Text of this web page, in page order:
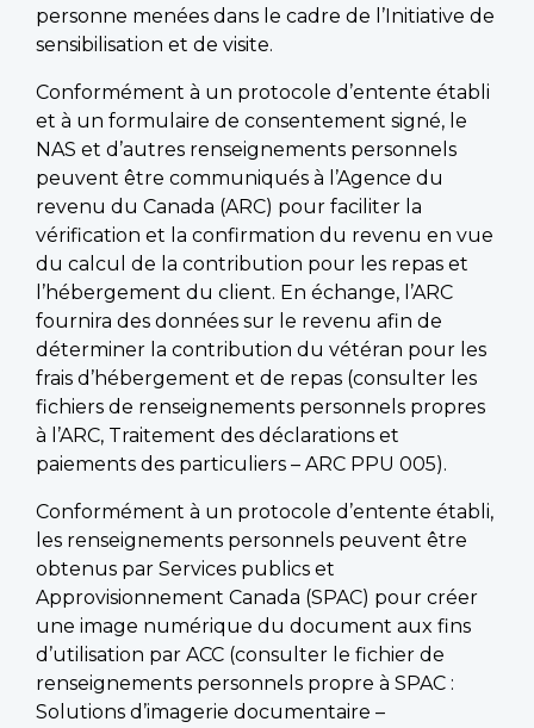
personne menées dans le cadre de l’Initiative de
sensibilisation et de visite.
Conformément à un protocole d’entente établi
et à un formulaire de consentement signé, le
NAS et d’autres renseignements personnels
peuvent être communiqués à l’Agence du
revenu du Canada (ARC) pour faciliter la
vérification et la confirmation du revenu en vue
du calcul de la contribution pour les repas et
l’hébergement du client. En échange, l’ARC
fournira des données sur le revenu afin de
déterminer la contribution du vétéran pour les
frais d’hébergement et de repas (consulter les
fichiers de renseignements personnels propres
à l’ARC, Traitement des déclarations et
paiements des particuliers – ARC PPU 005).
Conformément à un protocole d’entente établi,
les renseignements personnels peuvent être
obtenus par Services publics et
Approvisionnement Canada (SPAC) pour créer
une image numérique du document aux fins
d’utilisation par ACC (consulter le fichier de
renseignements personnels propre à SPAC :
Solutions d’imagerie documentaire –